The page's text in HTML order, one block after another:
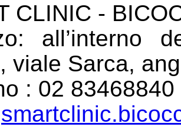
CLINIC -
all’interno
viale Sarca,
: 02 83468840